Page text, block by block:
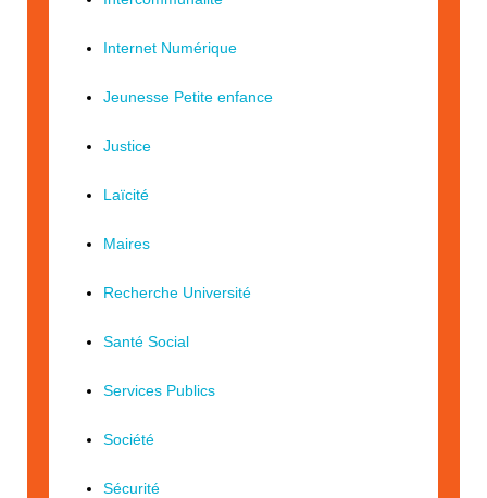
Internet Numérique
Jeunesse Petite enfance
Justice
Laïcité
Maires
Recherche Université
Santé Social
Services Publics
Société
Sécurité